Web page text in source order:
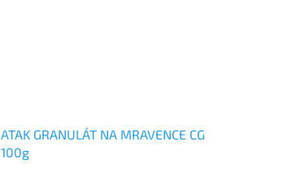
ATAK GRANULÁT NA MRAVENCE CG
100g